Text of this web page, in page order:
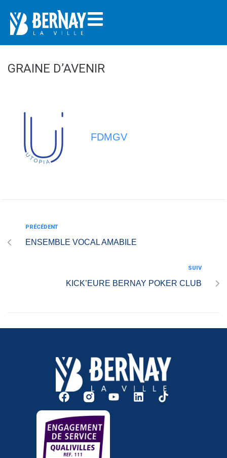
GRAINE D’AVENIR
FDMGV
PRÉCÉDENT
ENSEMBLE VOCAL AMABILE
SUIV
KICK’EURE BERNAY POKER CLUB